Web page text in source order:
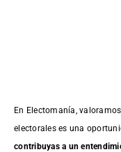
En Electomanía,
electorales es una
contribuyas a un